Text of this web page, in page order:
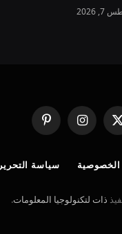
2026
X
(Twitter)
الانستغرامبينتيريست
سياسة التحرير
ذات لتكنولوجيا المعلومات.